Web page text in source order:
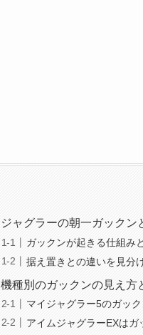
ジャグラーの朝一ガックン
ガックンが起きる仕組み
据え置きとの違いを見分
機種別のガックンの見え方
マイジャグラー5のガッ
アイムジャグラーEXはガ